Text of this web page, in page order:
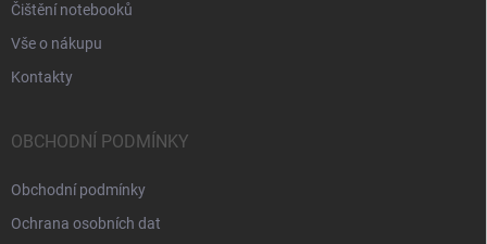
Čištění notebooků
Vše o nákupu
Kontakty
OBCHODNÍ PODMÍNKY
Obchodní podmínky
Ochrana osobních dat